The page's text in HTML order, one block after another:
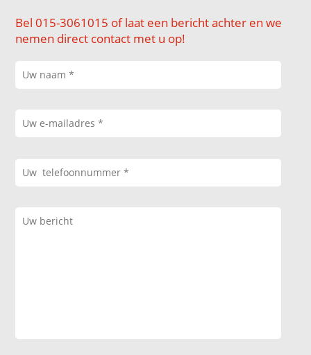
Bel 015-3061015 of laat een bericht achter en we
nemen direct contact met u op!